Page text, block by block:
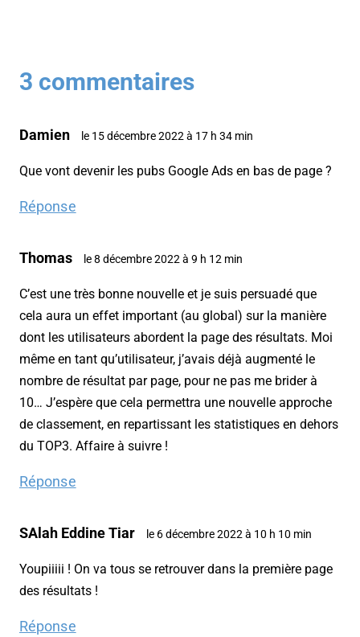
3 commentaires
Damien le 15 décembre 2022 à 17 h 34 min
Que vont devenir les pubs Google Ads en bas de page ?
Réponse
Thomas le 8 décembre 2022 à 9 h 12 min
C’est une très bonne nouvelle et je suis persuadé que
cela aura un effet important (au global) sur la manière
dont les utilisateurs abordent la page des résultats. Moi
même en tant qu’utilisateur, j’avais déjà augmenté le
nombre de résultat par page, pour ne pas me brider à
10… J’espère que cela permettra une nouvelle approche
de classement, en repartissant les statistiques en dehors
du TOP3. Affaire à suivre !
Réponse
SAlah Eddine Tiar le 6 décembre 2022 à 10 h 10 min
Youpiiiii ! On va tous se retrouver dans la première page
des résultats !
Réponse